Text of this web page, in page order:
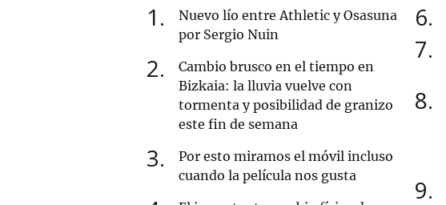
1
Nuevo lío entre Athletic y Osasuna
por Sergio Nuin
2
Cambio brusco en el tiempo en
Bizkaia: la lluvia vuelve con
tormenta y posibilidad de granizo
este fin de semana
3
Por esto miramos el móvil incluso
cuando la película nos gusta
6
7
8
9